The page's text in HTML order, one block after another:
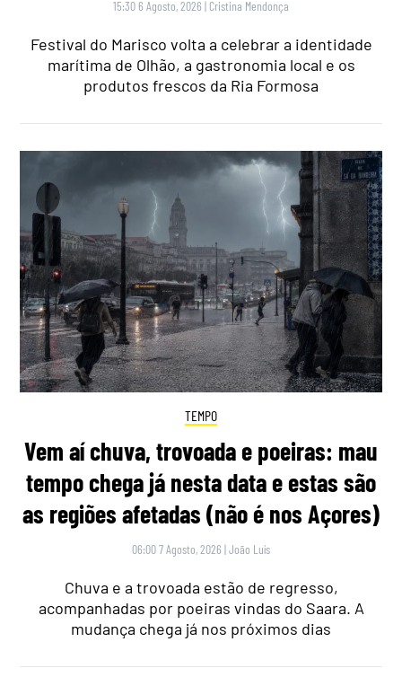
15:30 6 Agosto, 2026 | Cristina Mendonça
Festival do Marisco volta a celebrar a identidade
marítima de Olhão, a gastronomia local e os
produtos frescos da Ria Formosa
TEMPO
Vem aí chuva, trovoada e poeiras: mau
tempo chega já nesta data e estas são
as regiões afetadas (não é nos Açores)
06:00 7 Agosto, 2026 |João Luís
Chuva e a trovoada estão de regresso,
acompanhadas por poeiras vindas do Saara. A
mudança chega já nos próximos dias